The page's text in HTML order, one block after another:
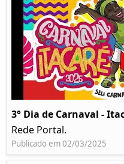
3° Dia de Carnaval -
Rede Portal.
Publicado em 02/03/2025